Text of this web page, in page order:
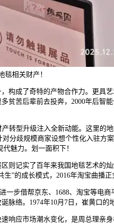
毯相关财产！
成了奇特的产物合作力。更具艺
贫苦后辈前去投奔，2000年后智
型升级注入全新动能。这里的地
分歧规模商家设想个性化入驻
魅力。划一面积下！
记实了百年来我国地毯艺术的灿
”的成长模式，2016年淘宝曲播
步借帮京东、1688、淘宝等电商
脉络。1974年10月7日，崔黄口
应市场潮水变化，是周总理亲身